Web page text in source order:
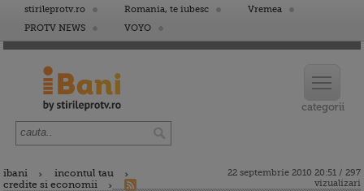
stirileprotv.ro Romania, te iubesc
Vremea
PROTV NEWS
VOYO
ibani
incontul tau
credite si economii
22 septembrie 2010 20:51 / 297
vizualizari